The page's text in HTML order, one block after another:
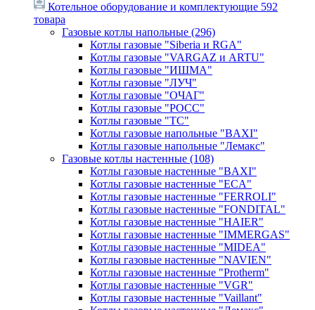
Котельное оборудование и комплектующие 592
товара
Газовые котлы напольные (296)
Котлы газовые "Siberia и RGA"
Котлы газовые "VARGAZ и ARTU"
Котлы газовые "ИШМА"
Котлы газовые "ЛУЧ"
Котлы газовые "ОЧАГ"
Котлы газовые "РОСС"
Котлы газовые "ТС"
Котлы газовые напольные "BAXI"
Котлы газовые напольные "Лемакс"
Газовые котлы настенные (108)
Котлы газовые настенные "BAXI"
Котлы газовые настенные "ECA"
Котлы газовые настенные "FERROLI"
Котлы газовые настенные "FONDITAL"
Котлы газовые настенные "HAIER"
Котлы газовые настенные "IMMERGAS"
Котлы газовые настенные "MIDEA"
Котлы газовые настенные "NAVIEN"
Котлы газовые настенные "Protherm"
Котлы газовые настенные "VGR"
Котлы газовые настенные "Vaillant"